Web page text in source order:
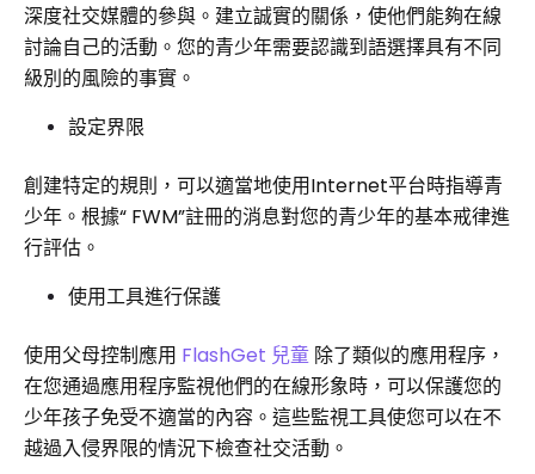
深度社交媒體的參與。建立誠實的關係，使他們能夠在線
討論自己的活動。您的青少年需要認識到語選擇具有不同
級別的風險的事實。
設定界限
創建特定的規則，可以適當地使用Internet平台時指導青
少年。根據“ FWM”註冊的消息對您的青少年的基本戒律進
行評估。
使用工具進行保護
使用父母控制應用 FlashGet 兒童 除了類似的應用程序，
在您通過應用程序監視他們的在線形象時，可以保護您的
少年孩子免受不適當的內容。這些監視工具使您可以在不
越過入侵界限的情況下檢查社交活動。